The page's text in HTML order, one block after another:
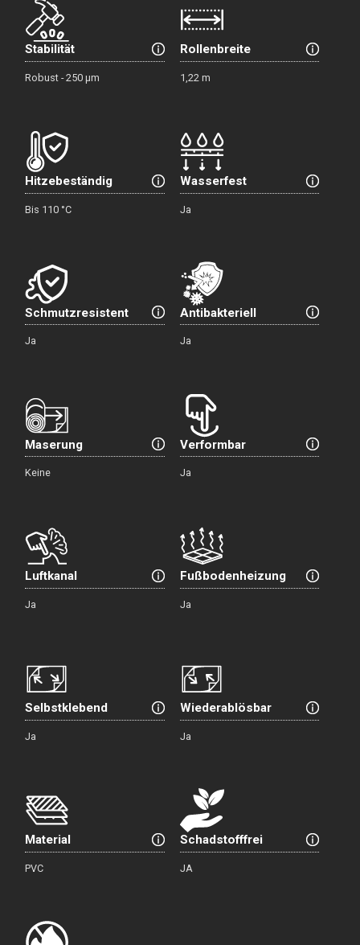
Stabilität
Robust - 250 µm
Rollenbreite
1,22 m
Hitzebeständig
Bis 110 °C
Wasserfest
Ja
Schmutzresistent
Ja
Antibakteriell
Ja
Maserung
Keine
Verformbar
Ja
Luftkanal
Ja
Fußbodenheizung
Ja
Selbstklebend
Ja
Wiederablösbar
Ja
Material
PVC
Schadstofffrei
JA